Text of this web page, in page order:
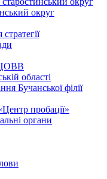
округ
ЦОВВ
області
Бучанської філії
пробації»
органи